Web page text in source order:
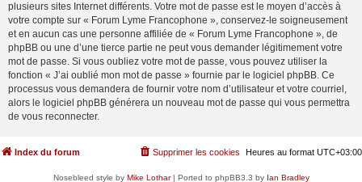
plusieurs sites Internet différents. Votre mot de passe est le moyen d’accès à
votre compte sur « Forum Lyme Francophone », conservez-le soigneusement
et en aucun cas une personne affiliée de « Forum Lyme Francophone », de
phpBB ou une d’une tierce partie ne peut vous demander légitimement votre
mot de passe. Si vous oubliez votre mot de passe, vous pouvez utiliser la
fonction « J’ai oublié mon mot de passe » fournie par le logiciel phpBB. Ce
processus vous demandera de fournir votre nom d’utilisateur et votre courriel,
alors le logiciel phpBB générera un nouveau mot de passe qui vous permettra
de vous reconnecter.
Index du forum Heures au format UTC+03:00
Supprimer les cookies
Nosebleed style by Mike Lothar| Ported to phpBB3.3 by Ian Bradley